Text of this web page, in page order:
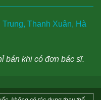
Thanh Xuân, Hà
bán khi có đơn bác sĩ.